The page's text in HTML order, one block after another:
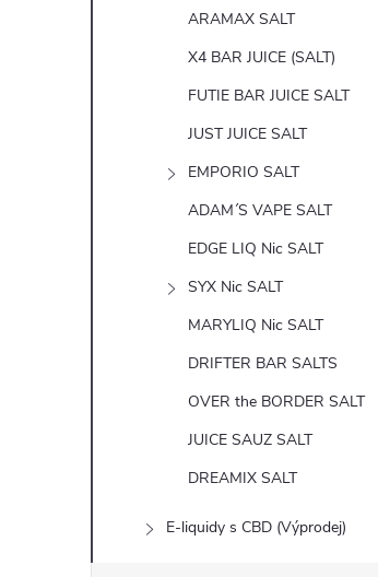
ARAMAX SALT
X4 BAR JUICE (SALT)
FUTIE BAR JUICE SALT
JUST JUICE SALT
EMPORIO SALT
ADAM´S VAPE SALT
EDGE LIQ Nic SALT
SYX Nic SALT
MARYLIQ Nic SALT
DRIFTER BAR SALTS
OVER the BORDER SALT
JUICE SAUZ SALT
DREAMIX SALT
E-liquidy s CBD (Výprodej)